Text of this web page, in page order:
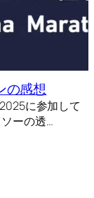
の感想
に参加して
ーの透…